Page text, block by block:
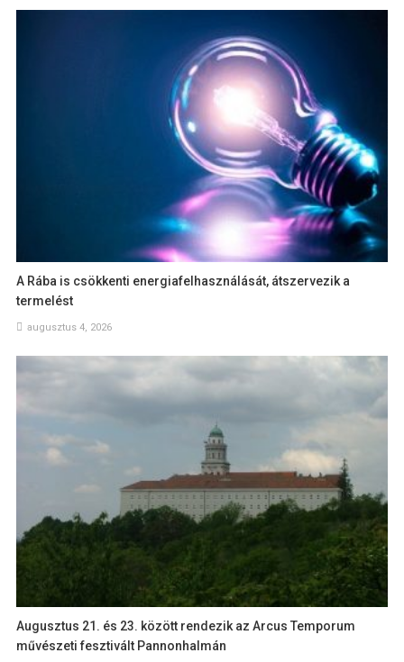
A Rába is csökkenti energiafelhasználását, átszervezik a
termelést
augusztus 4, 2026
Augusztus 21. és 23. között rendezik az Arcus Temporum
művészeti fesztivált Pannonhalmán